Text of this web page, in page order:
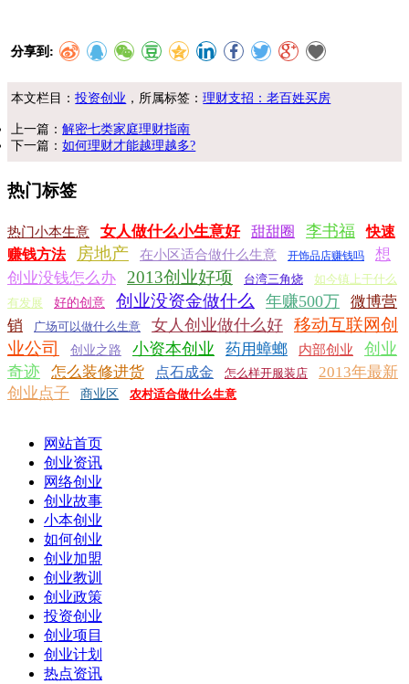
分享到:
本文栏目：投资创业 ，所属标签：理财支招：老百姓买房
上一篇：解密七类家庭理财指南
下一篇：如何理财才能越理越多?
热门标签
热门小本生意 女人做什么小生意好 甜甜圈 李书福
快速
赚钱方法
房地产 在小区适合做什么生意 开饰品店赚钱吗
想
创业没钱怎么办
2013创业好项 台湾三角烧
如今镇上干什么
有发展
好的创意 创业没资金做什么 年赚500万
微博营
销
广场可以做什么生意 女人创业做什么好 移动互联网创
业公司
创业之路 小资本创业 药用蟑螂 内部创业
创业
奇迹
怎么装修进货 点石成金 怎么样开服装店
2013年最新
创业点子
商业区 农村适合做什么生意
网站首页
创业资讯
网络创业
创业故事
小本创业
如何创业
创业加盟
创业教训
创业政策
投资创业
创业项目
创业计划
热点资讯